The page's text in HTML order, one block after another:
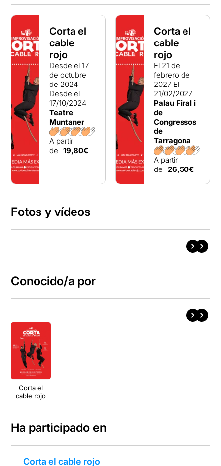
Corta el
cable
rojo
Desde el 17
de octubre
de 2024
Desde el
17/10/2024
Teatre
Muntaner
A partir
de 19,80€
Corta el
cable
rojo
El 21 de
febrero de
2027 El
21/02/2027
Palau Firal i
de
Congressos
de
Tarragona
A partir
de 26,50€
Fotos y vídeos
Conocido/a por
Corta el
cable rojo
Ha participado en
Corta el cable rojo